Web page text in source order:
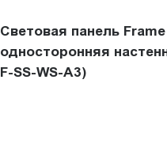
Световая панель Frame
односторонняя
F-SS-WS-A3)